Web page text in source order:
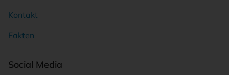
Kontakt
Fakten
Social Media